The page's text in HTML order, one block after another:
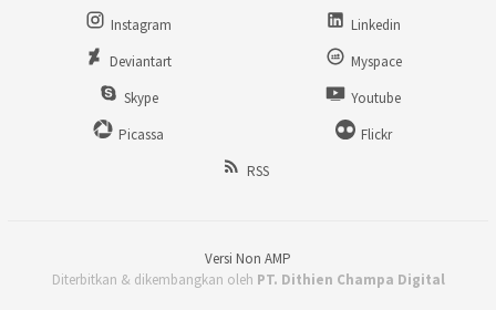
Instagram
Linkedin
Deviantart
Myspace
Skype
Youtube
Picassa
Flickr
RSS
Versi Non AMP
Diterbitkan & dikembangkan oleh PT. Dithien Champa Digital